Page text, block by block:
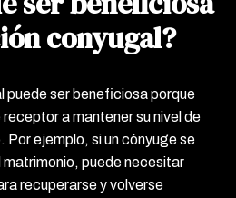
conyugal?
puede ser beneficiosa porque
a mantener su nivel de
Por ejemplo, si un cónyuge se
puede necesitar
recuperarse y volverse